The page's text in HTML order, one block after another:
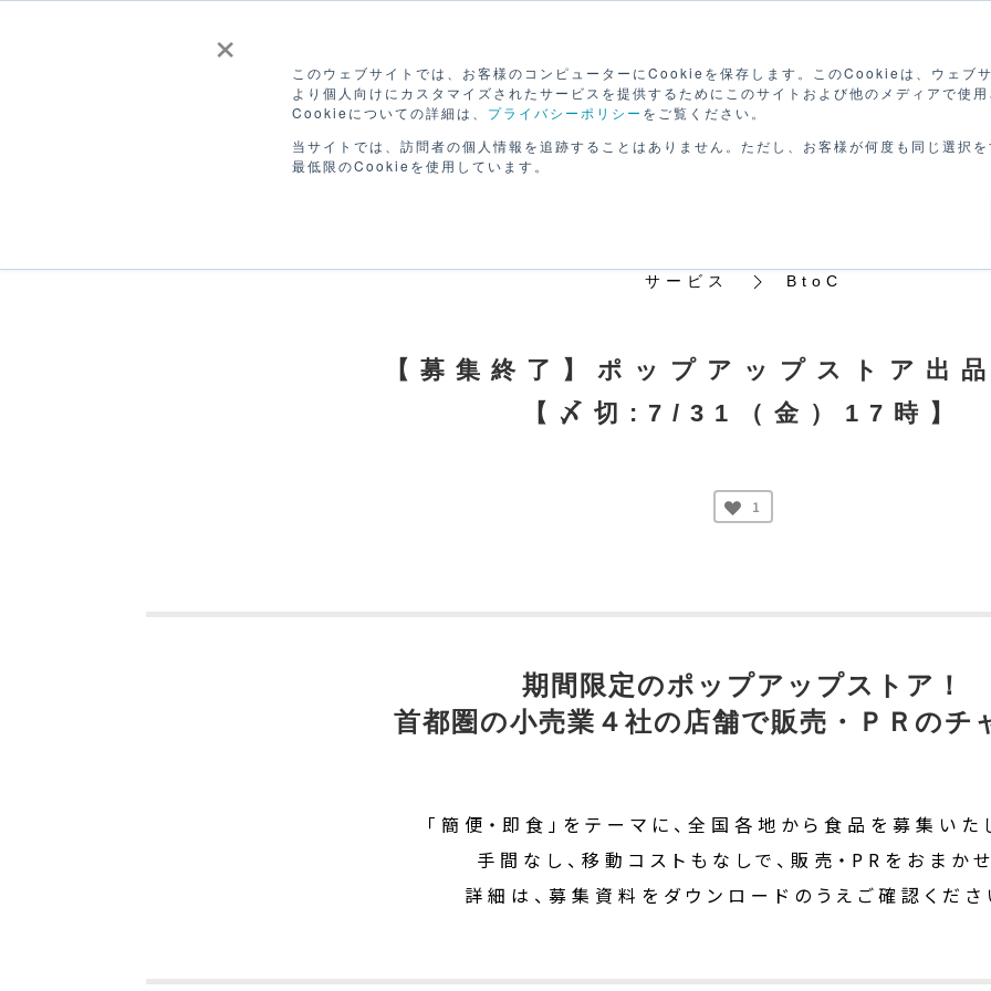
×
このウェブサイトでは、お客様のコンピューターにCookieを保存します。このCookieは、ウェブ
より個人向けにカスタマイズされたサービスを提供するためにこのサイトおよび他のメディアで使
Cookieについての詳細は、 プライバシーポリシー をご覧ください。
当サイトでは、訪問者の個人情報を追跡することはありません。ただし、お客様が何度も同じ選択
最低限のCookieを使用しています。
CANVASを
つかう
販路を
ひろげる
セミナーで
学ぶ
学ぶ
パー
サービス BtoC
【募集終了】ポップアップストア出
【〆切:7/31（金）17時】
1
期間限定のポップアップストア！
首都圏の小売業４社の店舗で販売・ＰＲのチ
「簡便・即食」をテーマに、全国各地から食品を募集いた
手間なし、移動コストもなしで、販売・PRをおまかせ
詳細は、募集資料をダウンロードのうえご確認くださ